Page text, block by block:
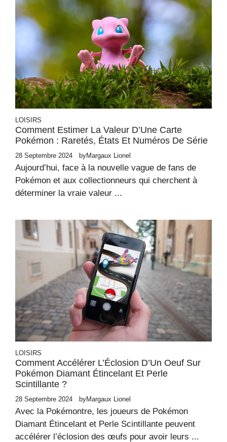
LOISIRS
Comment Estimer La Valeur D’Une Carte
Pokémon : Raretés, États Et Numéros De Série
28 Septembre 2024 byMargaux Lionel
Aujourd’hui, face à la nouvelle vague de fans de
Pokémon et aux collectionneurs qui cherchent à
déterminer la vraie valeur ...
LOISIRS
Comment Accélérer L’Éclosion D’Un Oeuf Sur
Pokémon Diamant Étincelant Et Perle
Scintillante ?
28 Septembre 2024 byMargaux Lionel
Avec la Pokémontre, les joueurs de Pokémon
Diamant Étincelant et Perle Scintillante peuvent
accélérer l’éclosion des œufs pour avoir leurs ...